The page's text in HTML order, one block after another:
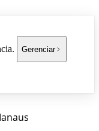
Gerenciar